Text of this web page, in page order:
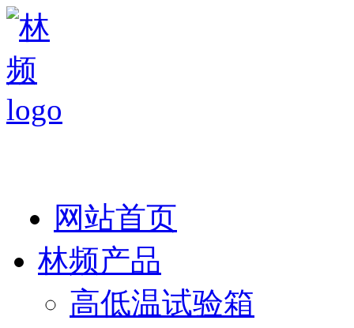
网站首页
林频产品
高低温试验箱